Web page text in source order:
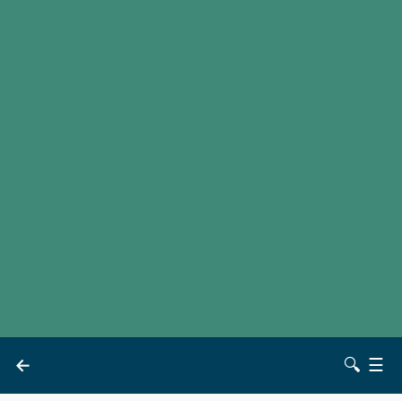
←
Vives 🔍 ☰